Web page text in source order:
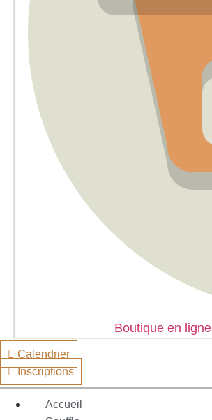
Boutique en ligne
Calendrier
Inscriptions
Accueil